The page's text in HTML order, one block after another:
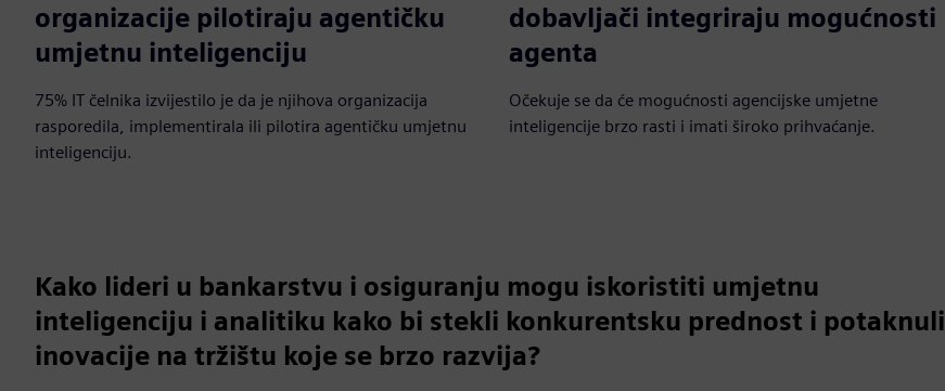
75%
organizacije pilotiraju agentičku
umjetnu inteligenciju
75% IT čelnika izvijestilo je da je njihova organizacija
rasporedila, implementirala ili pilotira agentičku umjetnu
inteligenciju.
80%
dobavljači integriraju mogućnosti
agenta
Očekuje se da će mogućnosti agencijske umjetne
inteligencije brzo rasti i imati široko prihvaćanje.
Kako lideri u bankarstvu i osiguranju mogu iskoristiti umjetnu
inteligenciju i analitiku kako bi stekli konkurentsku prednost i potaknuli
inovacije na tržištu koje se brzo razvija?